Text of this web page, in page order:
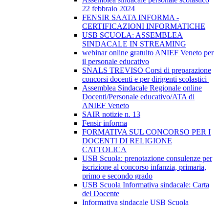
22 febbraio 2024
FENSIR SAATA INFORMA -
CERTIFICAZIONI INFORMATICHE
USB SCUOLA: ASSEMBLEA
SINDACALE IN STREAMING
webinar online gratuito ANIEF Veneto per
il personale educativo
SNALS TREVISO Corsi di preparazione
concorsi docenti e per dirigenti scolastici
Assemblea Sindacale Regionale online
Docenti/Personale educativo/ATA di
ANIEF Veneto
SAIR notizie n. 13
Fensir informa
FORMATIVA SUL CONCORSO PER I
DOCENTI DI RELIGIONE
CATTOLICA
USB Scuola: prenotazione consulenze per
iscrizione al concorso infanzia, primaria,
primo e secondo grado
USB Scuola Informativa sindacale: Carta
del Docente
Informativa sindacale USB Scuola